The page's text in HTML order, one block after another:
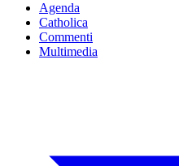
Agenda
Catholica
Commenti
Multimedia